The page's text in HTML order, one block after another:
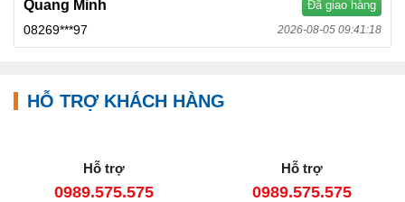
Quang Minh Đã giao hàng
08269***97 2026-08-05 09:41:18
HỖ TRỢ KHÁCH HÀNG
Hỗ trợ
0989.575.575
Hỗ trợ
0989.575.575